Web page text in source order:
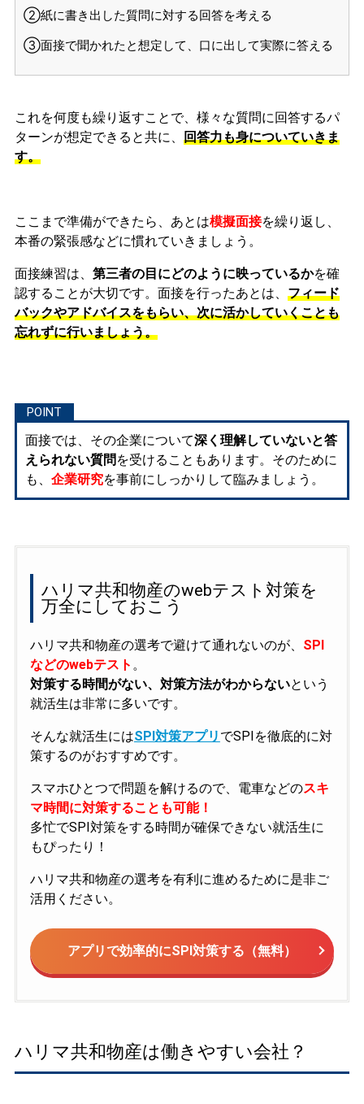
②紙に書き出した質問に対する回答を考える
③面接で聞かれたと想定して、口に出して実際に答える
これを何度も繰り返すことで、様々な質問に回答するパ
ターンが想定できると共に、 回答力も身についていきま
す。
ここまで準備ができたら、あとは模擬面接を繰り返し、
本番の緊張感などに慣れていきましょう。
面接練習は、 第三者の目にどのように映っているかを確
認することが大切です。面接を行ったあとは、 フィード
バックやアドバイスをもらい、次に活かしていくことも
忘れずに行いましょう。
面接では、その企業について深く理解していないと答
えられない質問 を受けることもあります。そのために
も、 企業研究を事前にしっかりして臨みましょう。
ハリマ共和物産のwebテスト対策を
万全にしておこう
ハリマ共和物産の選考で避けて通れないのが、 SPI
などのwebテスト 。
対策する時間がない、対策方法がわからないという
就活生は非常に多いです。
そんな就活生にはSPI対策アプリ でSPIを徹底的に対
策するのがおすすめです。
スマホひとつで問題を解けるので、電車などのスキ
マ時間に対策することも可能！
多忙でSPI対策をする時間が確保できない就活生に
もぴったり！
ハリマ共和物産の選考を有利に進めるために是非ご
活用ください。
アプリで効率的にSPI対策する（無料）
ハリマ共和物産は働きやすい会社？